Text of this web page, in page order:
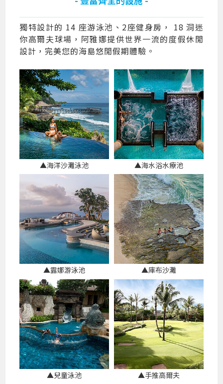
獨特設計的 14 座游泳池、2座健身房， 18 洞迷
你高爾夫球場，阿雅娜提供世界一流的度假休閒
設計，完美您的海島悠閒假期體驗。
▲海洋沙灘泳池 ▲海水浴水療池
▲露娜游泳池 ▲庫布沙灘
▲兒童泳池 ▲手推高爾夫